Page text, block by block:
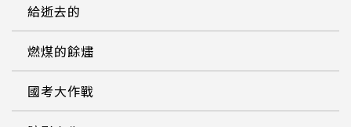
給逝去的
燃煤的餘燼
國考大作戰